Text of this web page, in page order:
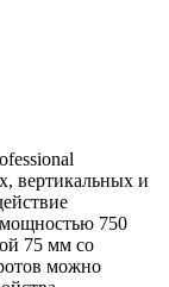
вертикальных и
750
75 мм со
можно